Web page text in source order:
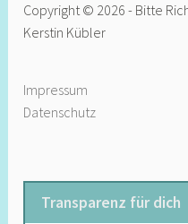
Copyright © 2026 - Bitte
Kerstin Kübler
Impressum
Datenschutz
Transparenz für dich